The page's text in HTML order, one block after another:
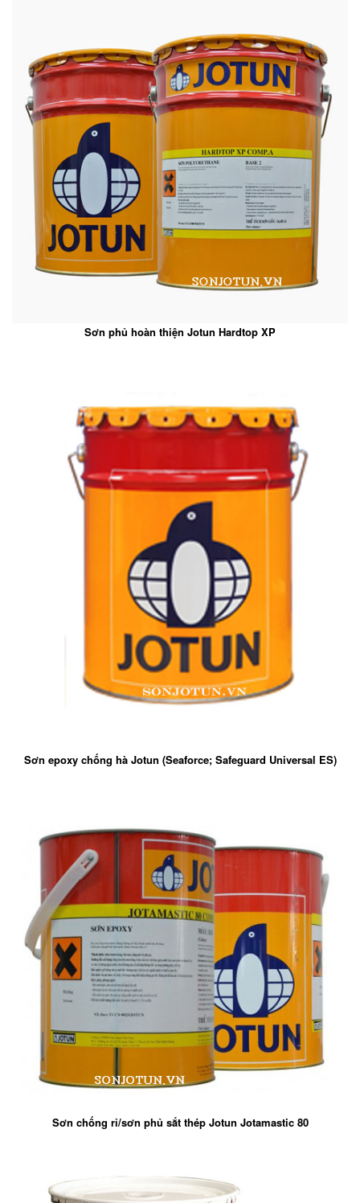
Sơn phủ hoàn thiện Jotun Hardtop XP
Sơn epoxy chống hà Jotun (Seaforce; Safeguard Universal ES)
Sơn chống rỉ/sơn phủ sắt thép Jotun Jotamastic 80